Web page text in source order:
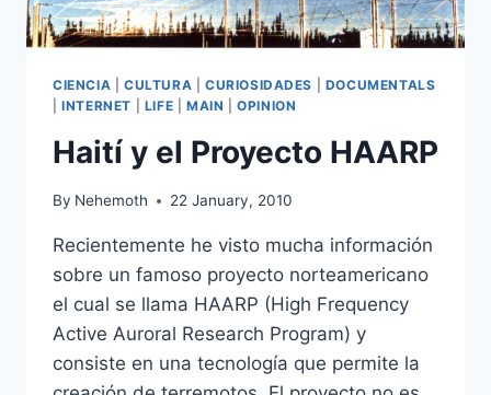
CIENCIA CULTURA CURIOSIDADES
DOCUMENTALS
|INTERNET LIFE MAIN |OPINION
Haití y el Proyecto HAARP
By Nehemoth 22 January, 2010
Recientemente he visto mucha información
sobre un famoso proyecto norteamericano
el cual se llama HAARP (High Frequency
Active Auroral Research Program) y
consiste en una tecnología que permite la